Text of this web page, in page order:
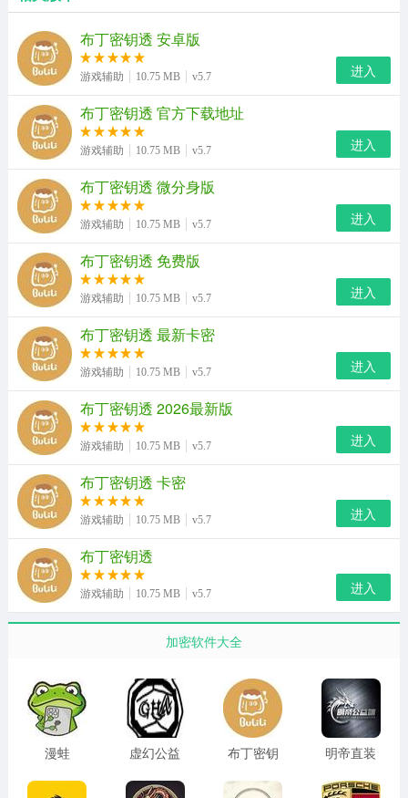
布丁密钥透app特色
可以选择开启使用了。
2、进入之后可以选择添加新的应用，接着就可以在软件列
表中找到想要玩的游戏。
3、最后在主页选择启动游戏就可以了，然后就可以使用各
种游戏修改功能。
4、大家可以根据自己的手机特性来进行设置，软件会智能
为您推荐相关的方案。
布丁密钥透app内容
1、可以自由设置多种辅助功能，包括游戏优化、游戏修
复、画质解锁、版本选择等，非常方便。
2、一个非常用户友好的图像质量修改器，具有各种可使用
的功能，提供绝对一流的体验。
准和稳定性增强，帮助玩家在游戏中脱颖而出。
4、在游戏中实时显示敌方位置、地形信息和作战路线，为
玩家提供直观的战场视图，显著提高战术决策能力。
布丁密钥透 安卓版
游戏辅助 10.75 MB v5.7 进入
布丁密钥透 官方下载地址
游戏辅助 10.75 MB v5.7 进入
布丁密钥透 微分身版
游戏辅助 10.75 MB v5.7 进入
布丁密钥透 免费版
游戏辅助 10.75 MB v5.7 进入
布丁密钥透 最新卡密
游戏辅助 10.75 MB v5.7 进入
布丁密钥透 2026最新版
游戏辅助 10.75 MB v5.7 进入
布丁密钥透 卡密
游戏辅助 10.75 MB v5.7 进入
布丁密钥透
游戏辅助 10.75 MB v5.7 进入
加密软件大全
漫蛙
免费阅读
虚幻公益
最新版
布丁密钥
新版
明帝直装